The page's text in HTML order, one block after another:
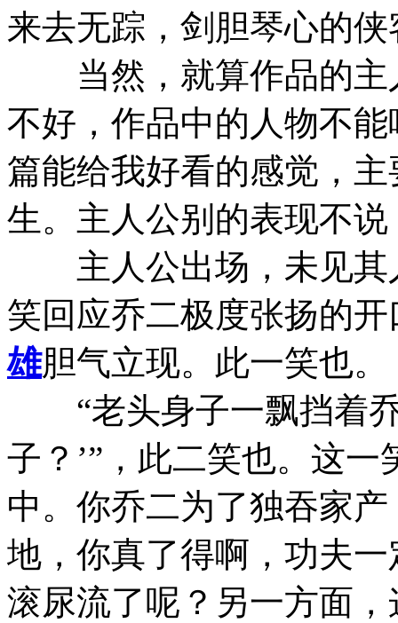
来去无踪，剑胆琴心的侠
当然，就算作品的主
不好，作品中的人物不
篇能给我好看的感觉，
生。主人公别的表现不
主人公出场，未见其
笑回应乔二极度张扬的
雄胆气立现。此一笑也。
“老头身子一飘挡着乔
子？’”，此二笑也。这
中。你乔二为了独吞家
地，你真了得啊，功夫
滚尿流了呢？另一方面